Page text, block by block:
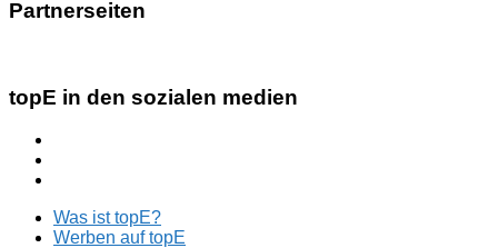
Partnerseiten
topE in den sozialen medien
Was ist topE?
Werben auf topE